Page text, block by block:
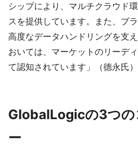
シップにより、マルチクラウド
スを提供しています。また、プ
高度なデータハンドリングを支
おいては、マーケットのリーデ
て認知されています」（德永氏）
GlobalLogicの3つの
ー